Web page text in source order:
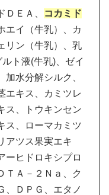
ＤＥＡ、
コカミド
エイ（牛乳）、カ
リン（牛乳）、乳
ト液(牛乳)、ゼイ
水分解シルク、
エキス、カミツレ
ス、トウキンセン
ス、ローマカミツ
アツス果実エキ
ーヒドロキシプロ
ＴＡ－２Ｎａ、ク
、ＤＰＧ、エタノ